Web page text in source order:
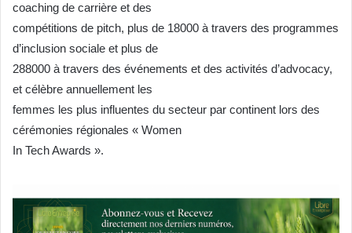
coaching de carrière et des
compétitions de pitch, plus de 18000 à travers des programmes
d’inclusion sociale et plus de
288000 à travers des événements et des activités d’advocacy,
et célèbre annuellement les
femmes les plus influentes du secteur par continent lors des
cérémonies régionales « Women
In Tech Awards ».